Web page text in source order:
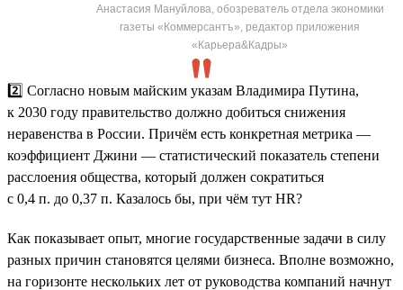
Анастасия Мануйлова, обозреватель отдела экономики
газеты «Коммерсантъ», редактор приложения
«Карьера&Кадры»
2️⃣ Согласно новым майским указам Владимира Путина,
к 2030 году правительство должно добиться снижения
неравенства в России. Причём есть конкретная метрика —
коэффициент Джини — статистический показатель степени
расслоения общества, который должен сократиться
с 0,4 п. до 0,37 п. Казалось бы, при чём тут HR?
Как показывает опыт, многие государственные задачи в силу
разных причин становятся целями бизнеса. Вполне возможно,
на горизонте нескольких лет от руководства компаний начнут